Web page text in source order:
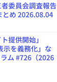
委員会調査報告
とめ 2026.08.04
提供開始」
示を義務化」な
ム #726（2026